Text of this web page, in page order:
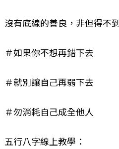
沒有底線的善良，非但得不
＃如果你不想再錯下去
＃就別讓自己再弱下去
＃勿消耗自己成全他人
五行八字線上教學：